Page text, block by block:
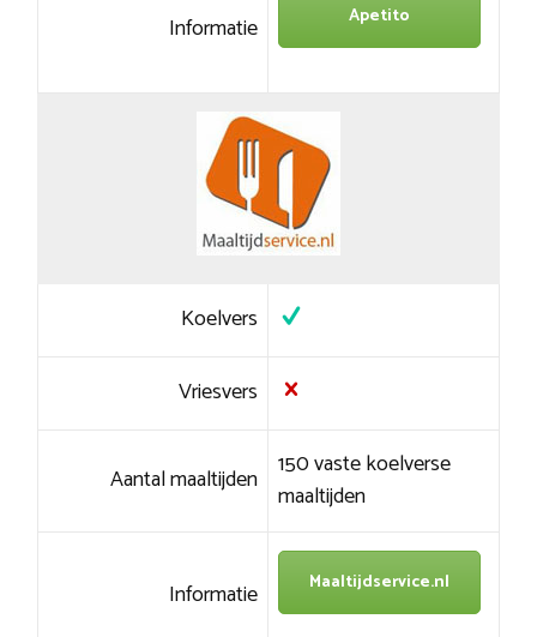
Informatie Apetito
Koelvers
Vriesvers
Aantal maaltijden 150 vaste koelverse
maaltijden
Informatie Maaltijdservice.nl